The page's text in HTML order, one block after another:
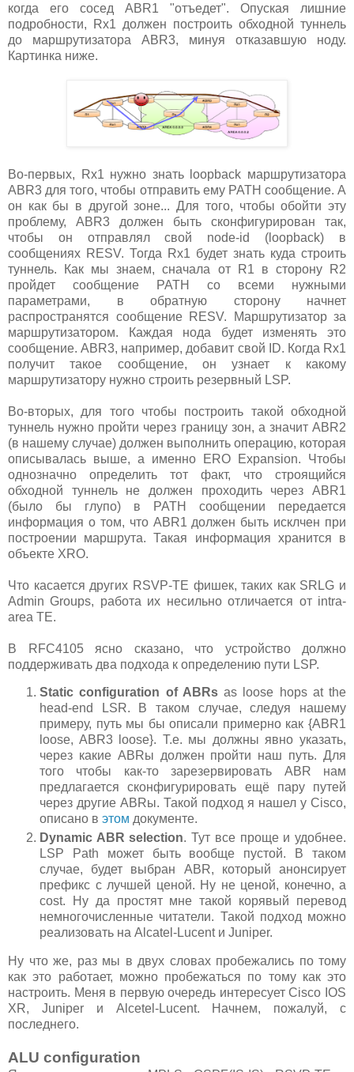
когда его сосед ABR1 "отъедет". Опуская лишние
подробности, Rx1 должен построить обходной туннель
до маршрутизатора ABR3, минуя отказавшую ноду.
Картинка ниже.
Во-первых, Rx1 нужно знать loopback маршрутизатора
ABR3 для того, чтобы отправить ему PATH сообщение. А
он как бы в другой зоне... Для того, чтобы обойти эту
проблему, ABR3 должен быть сконфигурирован так,
чтобы он отправлял свой node-id (loopback) в
сообщениях RESV. Тогда Rx1 будет знать куда строить
туннель. Как мы знаем, сначала от R1 в сторону R2
пройдет сообщение PATH со всеми нужными
параметрами, в обратную сторону начнет
распространятся сообщение RESV. Маршрутизатор за
маршрутизатором. Каждая нода будет изменять это
сообщение. ABR3, например, добавит свой ID. Когда Rx1
получит такое сообщение, он узнает к какому
маршрутизатору нужно строить резервный LSP.
Во-вторых, для того чтобы построить такой обходной
туннель нужно пройти через границу зон, а значит ABR2
(в нашему случае) должен выполнить операцию, которая
описывалась выше, а именно ERO Expansion. Чтобы
однозначно определить тот факт, что строящийся
обходной туннель не должен проходить через ABR1
(было бы глупо) в PATH сообщении передается
информация о том, что ABR1 должен быть исклчен при
построении маршрута. Такая информация хранится в
объекте XRO.
Что касается других RSVP-TE фишек, таких как SRLG и
Admin Groups, работа их несильно отличается от intra-
area TE.
В RFC4105 ясно сказано, что устройство должно
поддерживать два подхода к определению пути LSP.
Static configuration of ABRs as loose hops at the
head-end LSR. В таком случае, следуя нашему
примеру, путь мы бы описали примерно как {ABR1
loose, ABR3 loose}. Т.е. мы должны явно указать,
через какие ABRы должен пройти наш путь. Для
того чтобы как-то зарезервировать ABR нам
предлагается сконфигурировать ещё пару путей
через другие ABRы. Такой подход я нашел у Cisco,
описано в этом документе.
Dynamic ABR selection. Тут все проще и удобнее.
LSP Path может быть вообще пустой. В таком
случае, будет выбран ABR, который анонсирует
префикс с лучшей ценой. Ну не ценой, конечно, а
cost. Ну да простят мне такой корявый перевод
немногочисленные читатели. Такой подход можно
реализовать на Alcatel-Lucent и Juniper.
Ну что же, раз мы в двух словах пробежались по тому
как это работает, можно пробежаться по тому как это
настроить. Меня в первую очередь интересует Cisco IOS
XR, Juniper и Alcetel-Lucent. Начнем, пожалуй, с
последнего.
ALU configuration